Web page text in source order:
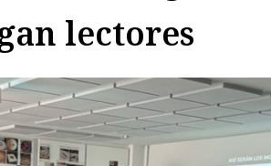
lectores